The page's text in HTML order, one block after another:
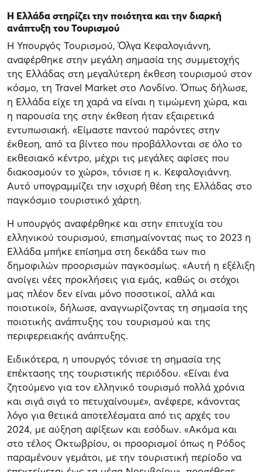
Η Ελλάδα στηρίζει την ποιότητα και την διαρκή
ανάπτυξη του Τουρισμού
Η Υπουργός Τουρισμού, Όλγα Κεφαλογιάννη,
αναφέρθηκε στην μεγάλη σημασία της συμμετοχής
της Ελλάδας στη μεγαλύτερη έκθεση τουρισμού στον
κόσμο, τη Travel Market στο Λονδίνο. Όπως δήλωσε,
η Ελλάδα είχε τη χαρά να είναι η τιμώμενη χώρα, και
η παρουσία της στην έκθεση ήταν εξαιρετικά
εντυπωσιακή. «Είμαστε παντού παρόντες στην
έκθεση, από τα βίντεο που προβάλλονται σε όλο το
εκθεσιακό κέντρο, μέχρι τις μεγάλες αφίσες που
διακοσμούν το χώρο», τόνισε η κ. Κεφαλογιάννη.
Αυτό υπογραμμίζει την ισχυρή θέση της Ελλάδας στο
παγκόσμιο τουριστικό χάρτη.
Η υπουργός αναφέρθηκε και στην επιτυχία του
ελληνικού τουρισμού, επισημαίνοντας πως το 2023 η
Ελλάδα μπήκε επίσημα στη δεκάδα των πιο
δημοφιλών προορισμών παγκοσμίως. «Αυτή η εξέλιξη
ανοίγει νέες προκλήσεις για εμάς, καθώς οι στόχοι
μας πλέον δεν είναι μόνο ποσοτικοί, αλλά και
ποιοτικοί», δήλωσε, αναγνωρίζοντας τη σημασία της
ποιοτικής ανάπτυξης του τουρισμού και της
περιφερειακής ανάπτυξης.
Ειδικότερα, η υπουργός τόνισε τη σημασία της
επέκτασης της τουριστικής περιόδου. «Είναι ένα
ζητούμενο για τον ελληνικό τουρισμό πολλά χρόνια
και σιγά σιγά το πετυχαίνουμε», ανέφερε, κάνοντας
λόγο για θετικά αποτελέσματα από τις αρχές του
2024, με αύξηση αφίξεων και εσόδων. «Ακόμα και
στο τέλος Οκτωβρίου, οι προορισμοί όπως η Ρόδος
παραμένουν γεμάτοι, με την τουριστική περίοδο να